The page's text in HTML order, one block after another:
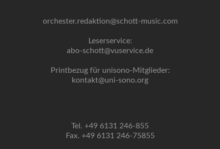
orchester.redaktion@schott-music.com
Leserservice:
abo-schott@vuservice.de
Printbezug für unisono-Mitglieder:
kontakt@uni-sono.org
Tel. +49 6131 246-855
Fax. +49 6131 246-75855